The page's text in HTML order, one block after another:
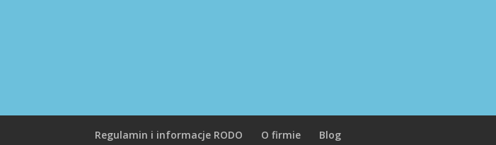
Regulamin i informacje RODO O firmie Blog